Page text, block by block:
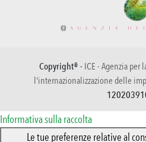
Copyright® - ICE - Agenzia per
l'internazionalizzazione delle
Informativa sulla raccolta
Le tue preferenze relative al